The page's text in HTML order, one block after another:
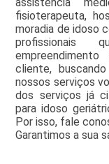
fisioterapeuta,
moradia de idoso
profissionais
cliente,
nossos serviços
dos serviços já
para idoso
Por isso, fale
Garantimos a sua